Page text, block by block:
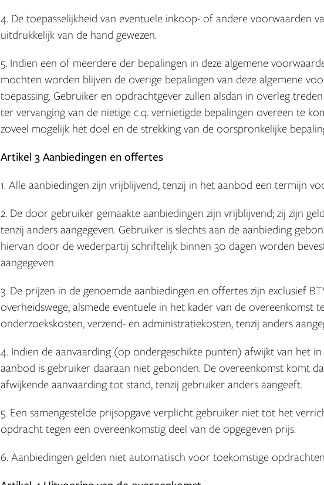
4. De toepasselijkheid van eventuele inkoop- of andere voorwaarden
uitdrukkelijk van de hand gewezen.
5. Indien een of meerdere der bepalingen in deze algemene
mochten worden blijven de overige bepalingen van deze algemene
toepassing. Gebruiker en opdrachtgever zullen alsdan in overleg
ter vervanging van de nietige c.q. vernietigde bepalingen overeen te
zoveel mogelijk het doel en de strekking van de oorspronkelijke
Artikel 3 Aanbiedingen en offertes
1. Alle aanbiedingen zijn vrijblijvend, tenzij in het aanbod een termijn
2. De door gebruiker gemaakte aanbiedingen zijn vrijblijvend; zij zijn
tenzij anders aangegeven. Gebruiker is slechts aan de aanbieding
hiervan door de wederpartij schriftelijk binnen 30 dagen worden
aangegeven.
3. De prijzen in de genoemde aanbiedingen en offertes zijn exclusief
overheidswege, alsmede eventuele in het kader van de overeenkomst
onderzoekskosten, verzend- en administratiekosten, tenzij anders
4. Indien de aanvaarding (op ondergeschikte punten) afwijkt van het
aanbod is gebruiker daaraan niet gebonden. De overeenkomst komt
afwijkende aanvaarding tot stand, tenzij gebruiker anders aangeeft.
5. Een samengestelde prijsopgave verplicht gebruiker niet tot het
opdracht tegen een overeenkomstig deel van de opgegeven prijs.
6. Aanbiedingen gelden niet automatisch voor toekomstige